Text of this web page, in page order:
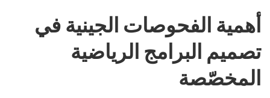
أهمية الفحوصات الجينية في
تصميم البرامج الرياضية
المخصّصة